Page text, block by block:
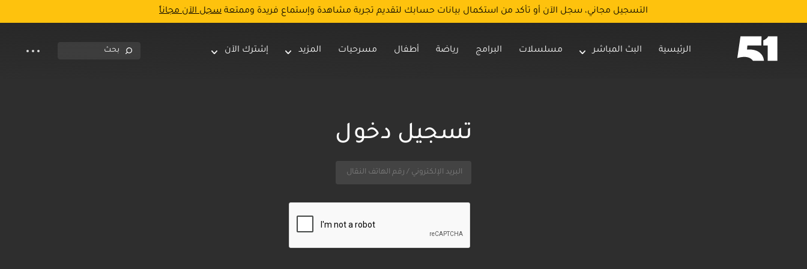
التسجيل مجاني، سجل الآن أو تأكد من استكمال بيانات حسابك لتقديم تجربة مشاهدة وإستماع فريدة وممتعة سجل الآن مجاناً
الرئيسية البث المباشر مسلسلات البرامج رياضة أطفال مسرحيات المزيد إشترك الآن
تسجيل دخول